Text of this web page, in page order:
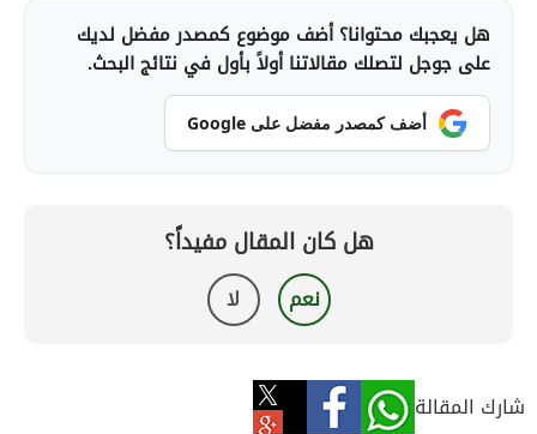
هل يعجبك محتوانا؟ أضف موضوع كمصدر مفضل لديك
على جوجل لتصلك مقالاتنا أولاً بأول في نتائج البحث.
أضف كمصدر مفضل على Google
هل كان المقال مفيداً؟
نعم لا
شارك المقالة